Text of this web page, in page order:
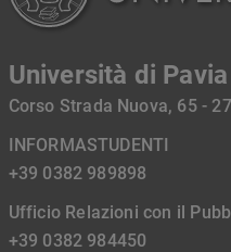
Università di Pavia
Corso Strada Nuova, 65 -
INFORMASTUDENTI
+39 0382 989898
Ufficio Relazioni con il
+39 0382 984450